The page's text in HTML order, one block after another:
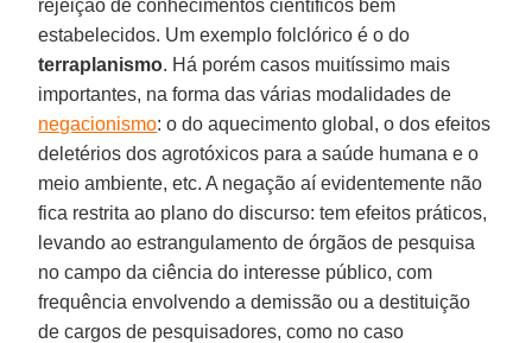
rejeição de conhecimentos científicos bem
estabelecidos. Um exemplo folclórico é o do
terraplanismo. Há porém casos muitíssimo mais
importantes, na forma das várias modalidades de
negacionismo: o do aquecimento global, o dos efeitos
deletérios dos agrotóxicos para a saúde humana e o
meio ambiente, etc. A negação aí evidentemente não
fica restrita ao plano do discurso: tem efeitos práticos,
levando ao estrangulamento de órgãos de pesquisa
no campo da ciência do interesse público, com
frequência envolvendo a demissão ou a destituição
de cargos de pesquisadores, como no caso